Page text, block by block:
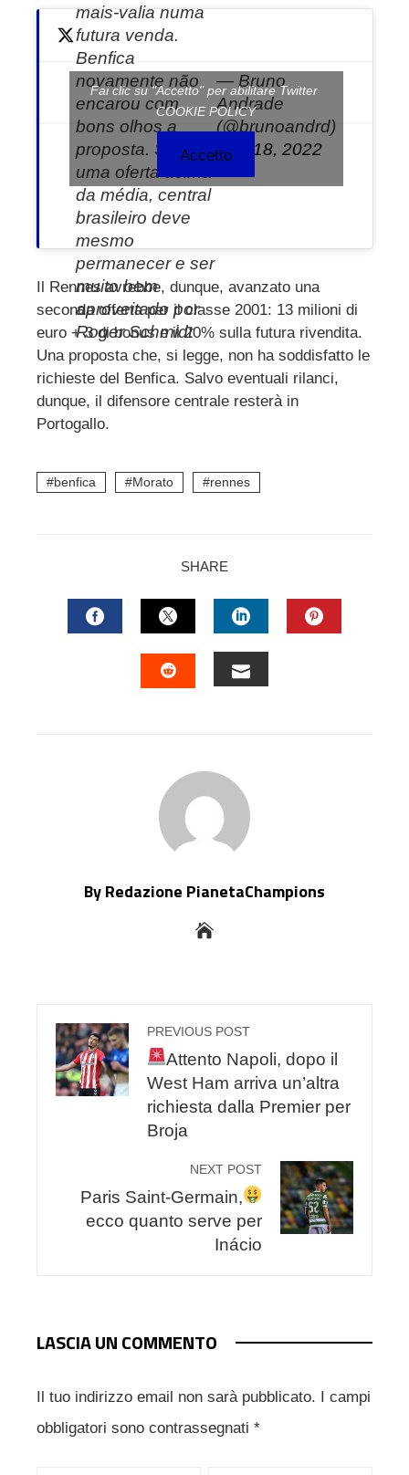
mais-valia numa
futura venda.
Benfica
novamente não
encarou com
bons olhos a
proposta. Salvo
uma oferta acima
da média, central
brasileiro deve
mesmo
permanecer e ser
muito bem
aproveitado por
Roger Schmidt
— Bruno
Andrade
(@brunoandrd)
July 18, 2022
Fai clic su "Accetto" per abilitare Twitter
COOKIE POLICY
Accetto
Il Rennes avrebbe, dunque, avanzato una
seconda offerta per il classe 2001: 13 milioni di
euro + 3 di bonus e il 20% sulla futura rivendita.
Una proposta che, si legge, non ha soddisfatto le
richieste del Benfica. Salvo eventuali rilanci,
dunque, il difensore centrale resterà in
Portogallo.
benfica Morato rennes
SHARE
FACEBOOKTWITTERLINKEDIN
By Redazione PianetaChampions
PREVIOUS POST
Attento Napoli, dopo il
West Ham arriva un’altra
richiesta dalla Premier per
Broja
NEXT POST
Paris Saint-Germain,
ecco quanto serve per
Inácio
LASCIA UN COMMENTO
Il tuo indirizzo email non sarà pubblicato.
I campi
obbligatori sono contrassegnati *